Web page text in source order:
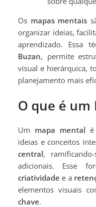
Os mapas mentais
organizar ideias,
aprendizado. Essa
Buzan, permite
visual e hierárquica,
planejamento mais
O que é um
Um mapa mental
ideias e conceitos
central,
adicionais. Esse
criatividade e a
elementos visuais
chave.